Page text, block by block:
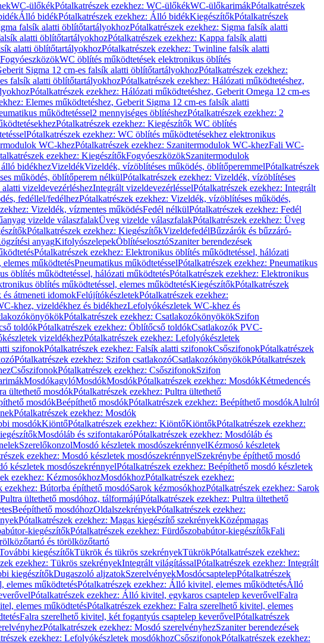
WC-ülőkékPótalkatrészek ezekhez: WC-ülőkékWC-ülőkarimákPótalkatrészek
Álló bidékPótalkatrészek ezekhez: Álló bidékKiegészítőkPótalkatrészek
falsík alatti öblítőtartályokhozPótalkatrészek ezekhez: Sigma falsík alatti
alatti öblítőtartályokhozPótalkatrészek ezekhez: Kappa falsík alatti
alatti öblítőtartályokhozPótalkatrészek ezekhez: Twinline falsík alatti
FogyóeszközökWC öblítés működtetések elektronikus öblítés
Sigma 12 cm-es falsík alatti öblítőtartályokhozPótalkatrészek ezekhez:
falsík alatti öblítőtartályokhozPótalkatrészek ezekhez: Hálózati működtetéshez,
Pótalkatrészek ezekhez: Hálózati működtetéshez, Geberit Omega 12 cm-es
Elemes működtetéshez, Geberit Sigma 12 cm-es falsík alatti
működtetéssel2 mennyiséges öblítéshezPótalkatrészek ezekhez: 2
Pótalkatrészek ezekhez: Kiegészítők WC öblítés
Pótalkatrészek ezekhez: WC öblítés működtetésekhez elektronikus
WC-khezPótalkatrészek ezekhez: Szanitermodulok WC-khezFali WC-
ezekhez: KiegészítőkFogyóeszközökSzanitermodulok
bidékhezVizeldékVizeldék, vízöblítéses működés, öblítőperemmelPótalkatrészek
működés, öblítőperem nélkülPótalkatrészek ezekhez: Vizeldék, vízöblítéses
vizeldevezérléshezIntegrált vizeldevezérlésselPótalkatrészek ezekhez: Integrált
fedéllel/fedélhezPótalkatrészek ezekhez: Vizeldék, vízöblítéses működés,
Vizeldék, vízmentes működésFedél nélkülPótalkatrészek ezekhez: Fedél
vizelde válaszfalakÜveg vizelde válaszfalakPótalkatrészek ezekhez: Üveg
Pótalkatrészek ezekhez: KiegészítőkVizeldefedélBűzzárók és bűzzáró-
anyagKifolyószelepekÖblítéselosztóSzaniter berendezések
Pótalkatrészek ezekhez: Elektronikus öblítés működtetéssel, hálózati
működtetésPneumatikus működtetésselPótalkatrészek ezekhez: Pneumatikus
öblítés működtetéssel, hálózati működtetésPótalkatrészek ezekhez: Elektronikus
öblítés működtetéssel, elemes működtetésKiegészítőkPótalkatrészek
átmeneti idomokFelújítókészletekPótalkatrészek ezekhez:
khez, vizeldékhez és bidékhezLefolyókészletek WC-khez és
Pótalkatrészek ezekhez: CsatlakozókönyökökSzifon
toldókPótalkatrészek ezekhez: Öblítőcső toldókCsatlakozók PVC-
vizeldékhezPótalkatrészek ezekhez: Lefolyókészletek
szifonokPótalkatrészek ezekhez: Falsík alatti szifonokCsőszifonokPótalkatrészek
Pótalkatrészek ezekhez: Szifon csatlakozóCsatlakozókönyökökPótalkatrészek
CsőszifonokPótalkatrészek ezekhez: CsőszifonokSzifon
MosdókagylóMosdókMosdókPótalkatrészek ezekhez: MosdókKétmedencés
ültethető mosdókPótalkatrészek ezekhez: Pultra ültethető
mosdókBeépíthető mosdókPótalkatrészek ezekhez: Beépíthető mosdókAlulról
Pótalkatrészek ezekhez: Mosdók
mosdókKiöntőPótalkatrészek ezekhez: KiöntőKiöntőkPótalkatrészek ezekhez:
Mosdóláb és szifontakaróPótalkatrészek ezekhez: Mosdóláb és
SzerelőkonzolMosdó készletek mosdószekrénnyelKézmosó készletek
ezekhez: Mosdó készletek mosdószekrénnyelSzekrénybe építhető mosdó
készletek mosdószekrénnyelPótalkatrészek ezekhez: Beépíthető mosdó készletek
ezekhez: KézmosókhozMosdókhozPótalkatrészek ezekhez:
ezekhez: Bútorba építhető mosdóSarok kézmosókhozPótalkatrészek ezekhez: Sarok
Pultra ültethető mosdóhoz, tálformájúPótalkatrészek ezekhez: Pultra ültethető
Beépíthető mosdóhozOldalszekrényekPótalkatrészek ezekhez:
Pótalkatrészek ezekhez: Magas kiegészítő szekrényekKözépmagas
kiegészítőkPótalkatrészek ezekhez: Fürdőszobabútor-kiegészítőkFali
és törölközőtartó
kiegészítőkTükrök és tükrös szekrényekTükrökPótalkatrészek ezekhez:
ezekhez: Tükrös szekrényekIntegrált világítássalPótalkatrészek ezekhez: Integrált
kiegészítőkDugaszoló aljzatokSzerelvényekMosdócsaptelepPótalkatrészek
elemes működtetésPótalkatrészek ezekhez: Álló kivitel, elemes működtetésÁlló
Pótalkatrészek ezekhez: Álló kivitel, egykaros csaptelep keverővelFalra
elemes működtetésPótalkatrészek ezekhez: Falra szerelhető kivitel, elemes
Falra szerelhető kivitel, két fogantyús csaptelep keverővelPótalkatrészek
Pótalkatrészek ezekhez: Mosdó szerelvényhezSzaniter berendezések
ezekhez: Lefolyókészletek mosdókhozCsőszifonokPótalkatrészek ezekhez: